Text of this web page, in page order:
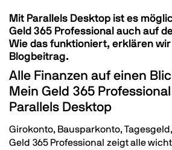
Text
Mit Parallels Desktop ist es
Geld 365 Professional auch auf
Wie das funktioniert, erklären wir
Blogbeitrag.
Alle Finanzen auf einen
Mein Geld 365 Professional
Parallels Desktop
Girokonto, Bausparkonto,
Geld 365 Professional zeigt alle